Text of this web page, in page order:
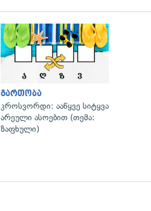
გართობა
კროსვორდი: ააწყვე სიტყვა
არეული ასოებით (თემა:
ზაფხული)